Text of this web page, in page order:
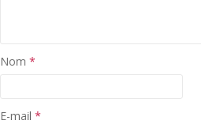
Nom *
E-mail *